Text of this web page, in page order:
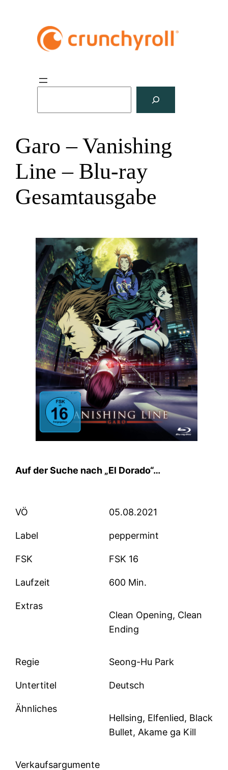
e
Garo – Vanishing
Line – Blu-ray
Gesamtausgabe
Auf der Suche nach „El Dorado“…
VÖ 05.08.2021
Label peppermint
FSK FSK 16
Laufzeit 600 Min.
Extras
Clean Opening, Clean
Ending
Regie Seong-Hu Park
Untertitel Deutsch
Ähnliches
Hellsing, Elfenlied, Black
Bullet, Akame ga Kill
Verkaufsargumente